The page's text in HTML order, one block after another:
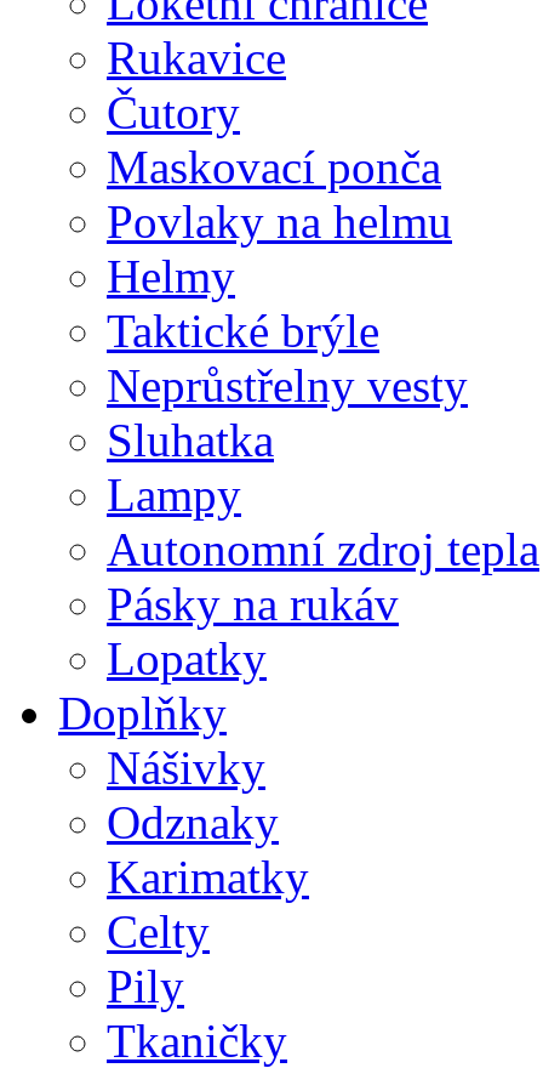
Rukavice
Čutory
Maskovací ponča
Povlaky na helmu
Helmy
Taktické brýle
Neprůstřelny vesty
Sluhatka
Lampy
Autonomní zdroj tepla
Pásky na rukáv
Lopatky
Doplňky
Nášivky
Odznaky
Karimatky
Celty
Pily
Tkaničky